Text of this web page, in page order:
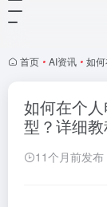
首页 • AI资讯 • 如
如何在个
型？详细
11个月前发布